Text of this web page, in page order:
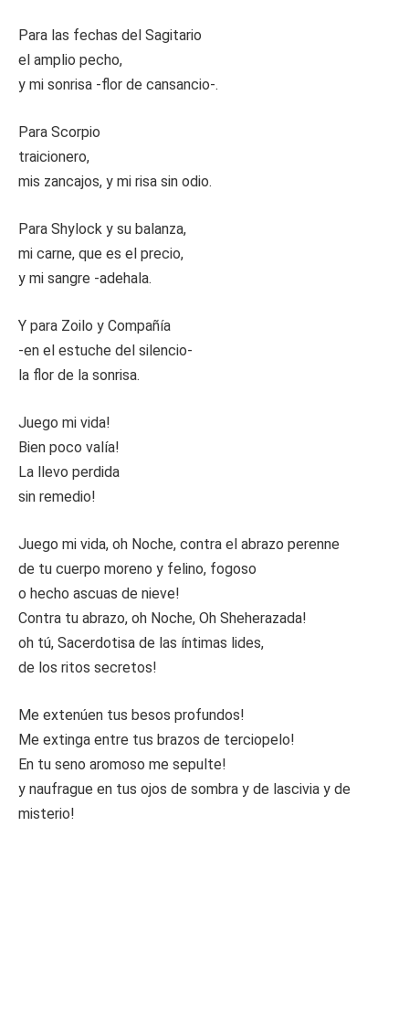
Para las fechas del Sagitario
el amplio pecho,
y mi sonrisa -flor de cansancio-.
Para Scorpio
traicionero,
mis zancajos, y mi risa sin odio.
Para Shylock y su balanza,
mi carne, que es el precio,
y mi sangre -adehala.
Y para Zoilo y Compañía
-en el estuche del silencio-
la flor de la sonrisa.
Juego mi vida!
Bien poco valía!
La llevo perdida
sin remedio!
Juego mi vida, oh Noche, contra el abrazo perenne
de tu cuerpo moreno y felino, fogoso
o hecho ascuas de nieve!
Contra tu abrazo, oh Noche, Oh Sheherazada!
oh tú, Sacerdotisa de las íntimas lides,
de los ritos secretos!
Me extenúen tus besos profundos!
Me extinga entre tus brazos de terciopelo!
En tu seno aromoso me sepulte!
y naufrague en tus ojos de sombra y de lascivia y de
misterio!